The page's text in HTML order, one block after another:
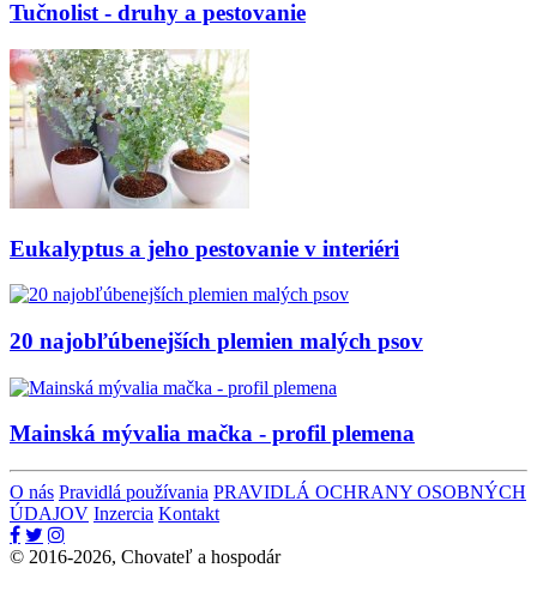
Tučnolist - druhy a pestovanie
Eukalyptus a jeho pestovanie v interiéri
20 najobľúbenejších plemien malých psov
Mainská mývalia mačka - profil plemena
O nás Pravidlá používania PRAVIDLÁ OCHRANY OSOBNÝCH
ÚDAJOV Inzercia Kontakt
© 2016-2026, Chovateľ a hospodár